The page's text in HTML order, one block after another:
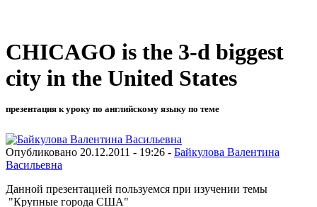
CHICAGO is the 3-d biggest
city in the United States
презентация к уроку по английскому языку по теме
Опубликовано 20.12.2011 - 19:26 - Байкулова Валентина
Васильевна
Данной презентацией пользуемся при изучении темы
"Крупные города США"